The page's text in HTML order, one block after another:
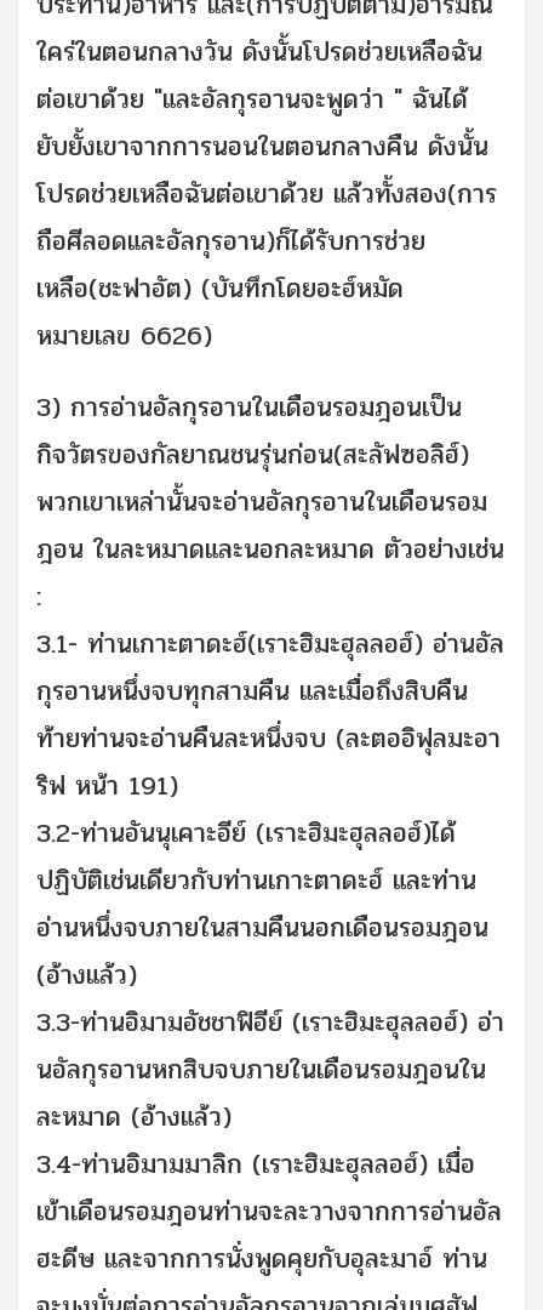
ใคร่ในตอนกลางวัน ดังนั้นโปรดช่วยเหลือฉัน
ต่อเขาด้วย "และอัลกุรอานจะพูดว่า " ฉันได้
ยับยั้งเขาจากการนอนในตอนกลางคืน ดังนั้น
โปรดช่วยเหลือฉันต่อเขาด้วย แล้วทั้งสอง(การ
ถือศีลอดและอัลกุรอาน)ก็ได้รับการช่วย
เหลือ(ชะฟาอัต) (บันทึกโดยอะฮ์หมัด
หมายเลข 6626)
3) การอ่านอัลกุรอานในเดือนรอมฎอนเป็น
กิจวัตรของกัลยาณชนรุ่นก่อน(สะลัฟซอลิฮ์)
พวกเขาเหล่านั้นจะอ่านอัลกุรอานในเดือนรอม
ฎอน ในละหมาดและนอกละหมาด ตัวอย่างเช่น
:
3.1- ท่านเกาะตาดะฮ์(เราะฮิมะฮุลลอฮ์) อ่านอัล
กุรอานหนึ่งจบทุกสามคืน และเมื่อถึงสิบคืน
ท้ายท่านจะอ่านคืนละหนึ่งจบ (ละตออิฟุลมะอา
ริฟ หน้า 191)
3.2-ท่านอันนุเคาะอีย์ (เราะฮิมะฮุลลอฮ์)ได้
ปฏิบัติเช่นเดียวกับท่านเกาะตาดะฮ์ และท่าน
อ่านหนึ่งจบภายในสามคืนนอกเดือนรอมฎอน
(อ้างแล้ว)
3.3-ท่านอิมามอัชชาฟิอีย์ (เราะฮิมะฮุลลอฮ์) อ่า
นอัลกุรอานหกสิบจบภายในเดือนรอมฎอนใน
ละหมาด (อ้างแล้ว)
3.4-ท่านอิมามมาลิก (เราะฮิมะฮุลลอฮ์) เมื่อ
เข้าเดือนรอมฎอนท่านจะละวางจากการอ่านอัล
ฮะดีษ และจากการนั่งพูดคุยกับอุละมาอ์ ท่าน